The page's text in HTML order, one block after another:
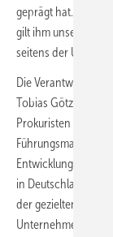
geprägt hat. Für
gilt ihm unser
seitens der
Die Verantwortung
Tobias Götz als
Prokuristen Kathrin
Entwicklung des
in Deutschland
der gezielten
Unternehmen auch